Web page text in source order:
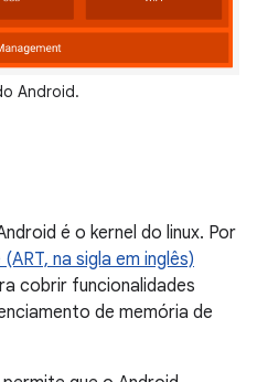
Android.
é o kernel do linux. Por
na sigla em inglês)
cobrir funcionalidades
de memória de